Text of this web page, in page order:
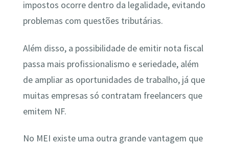
impostos ocorre dentro da legalidade, evitando
problemas com questões tributárias.
Além disso, a possibilidade de emitir nota fiscal
passa mais profissionalismo e seriedade, além
de ampliar as oportunidades de trabalho, já que
muitas empresas só contratam freelancers que
emitem NF.
No MEI existe uma outra grande vantagem que